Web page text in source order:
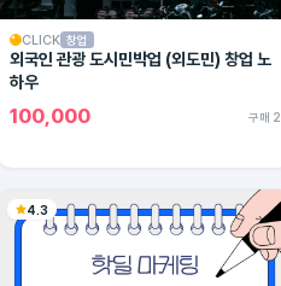
CLICK 창업
외국인 관광 도시민박업 (외도민) 창업 노
하우
100,000 구매 2
4.3